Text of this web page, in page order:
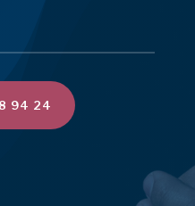
94 24